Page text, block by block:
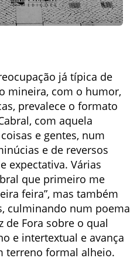
já típica de
mineira, com o humor,
prevalece o formato
com aquela
e gentes, num
e de reversos
expectativa. Várias
que primeiro me
feira”, mas também
culminando num poema
de Fora sobre o qual
e intertextual e avança
terreno formal alheio.